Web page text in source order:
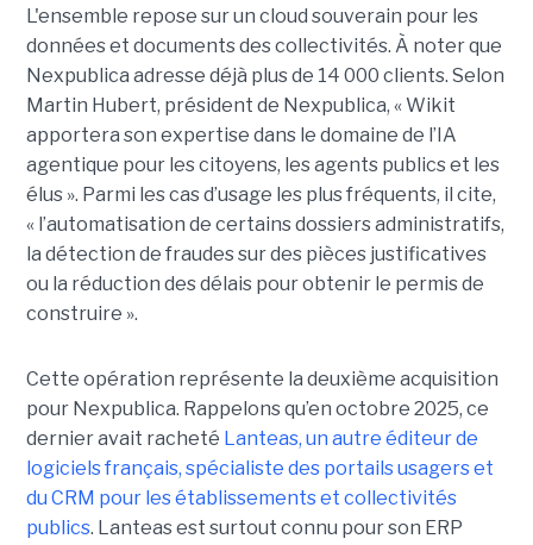
L'ensemble repose sur un cloud souverain pour les
données et documents des collectivités. À noter que
Nexpublica adresse déjà plus de 14 000 clients. Selon
Martin Hubert, président de Nexpublica, « Wikit
apportera son expertise dans le domaine de l’IA
agentique pour les citoyens, les agents publics et les
élus ». Parmi les cas d’usage les plus fréquents, il cite,
« l’automatisation de certains dossiers administratifs,
la détection de fraudes sur des pièces justificatives
ou la réduction des délais pour obtenir le permis de
construire ».
Cette opération représente la deuxième acquisition
pour Nexpublica. Rappelons qu’en octobre 2025, ce
dernier avait racheté Lanteas, un autre éditeur de
logiciels français, spécialiste des portails usagers et
du CRM pour les établissements et collectivités
publics. Lanteas est surtout connu pour son ERP